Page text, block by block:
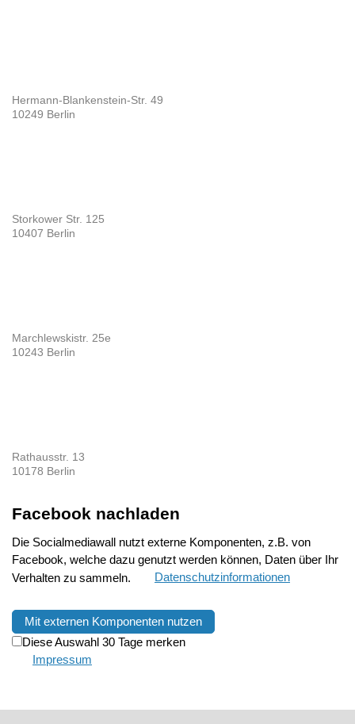
Hermann-Blankenstein-Str. 49
10249 Berlin
Storkower Str. 125
10407 Berlin
Marchlewskistr. 25e
10243 Berlin
Rathausstr. 13
10178 Berlin
Facebook nachladen
Die Socialmediawall nutzt externe Komponenten, z.B. von
Facebook, welche dazu genutzt werden können, Daten über Ihr
Verhalten zu sammeln.
Datenschutzinformationen
Mit externen Komponenten nutzen
Diese Auswahl 30 Tage merken
Impressum